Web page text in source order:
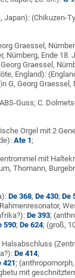
Japan): (Chikuzen-
Graessel,
Nürnberg, Ende 18.
Georg Graessel,
England):
G, Georg Graessel,
Guss; C.
Orgel mit 2
Ate 1;
mit
Thomann,
De 368,De 430;De
De 393;
590;De 624; (groß,
Halsabschluss
De 414;
421;
mit